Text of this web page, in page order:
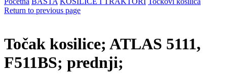
Return to previous page
Točak kosilice; ATLAS 5111,
F511BS; prednji;